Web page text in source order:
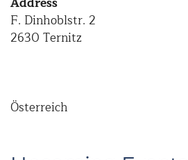
F. Dinhoblstr. 2
2630 Ternitz
Österreich